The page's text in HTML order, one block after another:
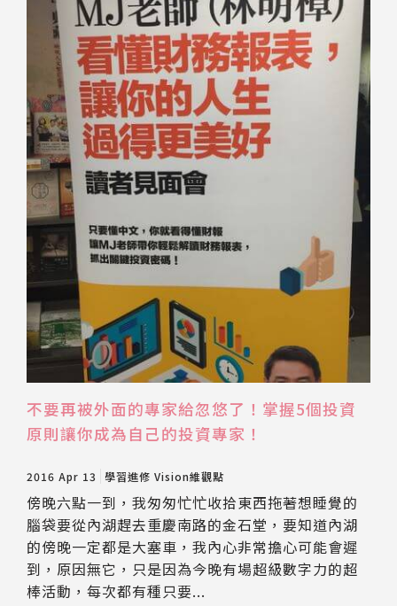
不要再被外面的專家給忽悠了！掌握5個投資
原則讓你成為自己的投資專家！
2016 Apr 13 學習進修 Vision維觀點
傍晚六點一到，我匆匆忙忙收拾東西拖著想睡覺的
腦袋要從內湖趕去重慶南路的金石堂，要知道內湖
的傍晚一定都是大塞車，我內心非常擔心可能會遲
到，原因無它，只是因為今晚有場超級數字力的超
棒活動，每次都有種只要...